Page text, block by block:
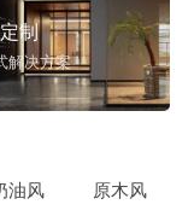
制
解决方案
油风 原木风